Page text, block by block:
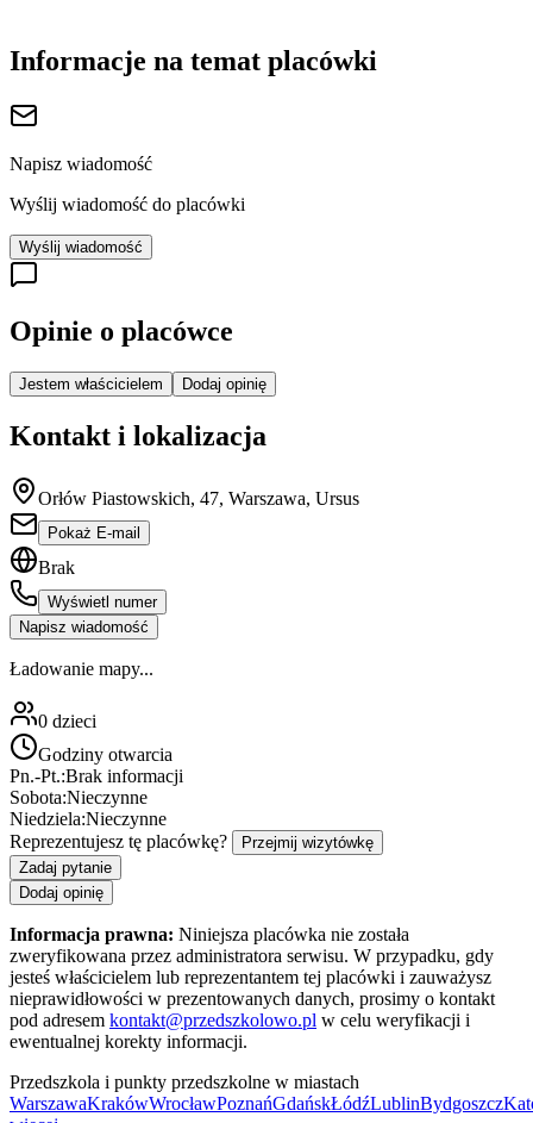
Informacje na temat placówki
Napisz wiadomość
Wyślij wiadomość do placówki
Wyślij wiadomość
Opinie o placówce
Jestem właścicielem Dodaj opinię
Kontakt i lokalizacja
Orłów Piastowskich, 47, Warszawa, Ursus
Pokaż E-mail
Brak
Wyświetl numer
Napisz wiadomość
Ładowanie mapy...
0 dzieci
Godziny otwarcia
Pn.-Pt.:Brak informacji
Sobota:Nieczynne
Niedziela:Nieczynne
Reprezentujesz tę placówkę?
Przejmij wizytówkę
Zadaj pytanie
Dodaj opinię
Informacja prawna: Niniejsza placówka nie została
zweryfikowana przez administratora serwisu. W przypadku, gdy
jesteś właścicielem lub reprezentantem tej placówki i zauważysz
nieprawidłowości w prezentowanych danych, prosimy o kontakt
pod adresem kontakt@przedszkolowo.pl w celu weryfikacji i
ewentualnej korekty informacji.
Przedszkola i punkty przedszkolne w miastach
WarszawaKrakówWrocławPoznańGdańskŁódźLublinBydgoszcz